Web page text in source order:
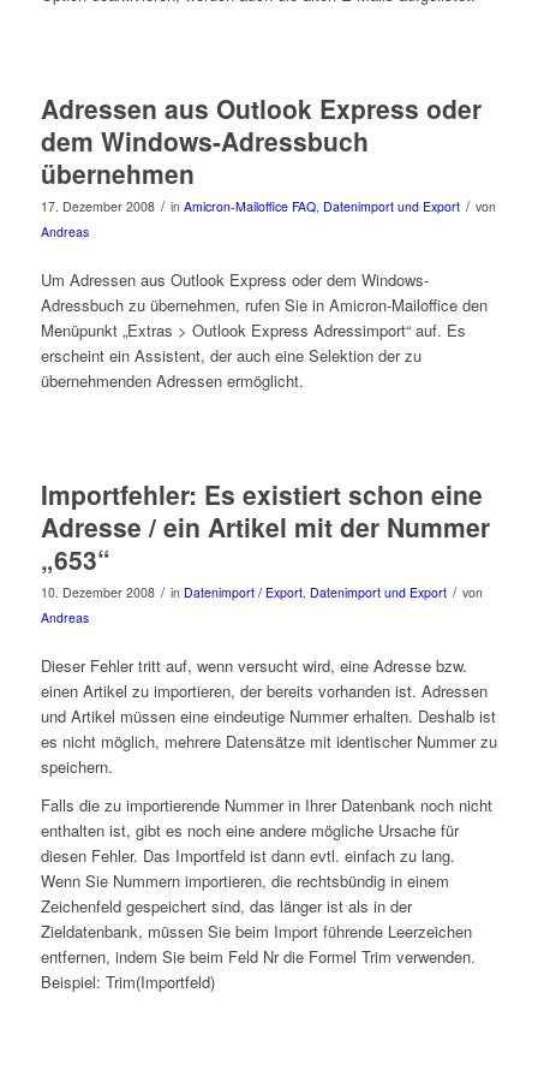
Adressen aus Outlook Express oder
dem Windows-Adressbuch
übernehmen
17. Dezember 2008 / in Amicron-Mailoffice FAQ, Datenimport und Export / von
Andreas
Um Adressen aus Outlook Express oder dem Windows-
Adressbuch zu übernehmen, rufen Sie in Amicron-Mailoffice den
Menüpunkt „Extras > Outlook Express Adressimport“ auf. Es
erscheint ein Assistent, der auch eine Selektion der zu
übernehmenden Adressen ermöglicht.
Importfehler: Es existiert schon eine
Adresse / ein Artikel mit der Nummer
„653“
10. Dezember 2008 / in Datenimport / Export, Datenimport und Export / von
Andreas
Dieser Fehler tritt auf, wenn versucht wird, eine Adresse bzw.
einen Artikel zu importieren, der bereits vorhanden ist. Adressen
und Artikel müssen eine eindeutige Nummer erhalten. Deshalb ist
es nicht möglich, mehrere Datensätze mit identischer Nummer zu
speichern.
Falls die zu importierende Nummer in Ihrer Datenbank noch nicht
enthalten ist, gibt es noch eine andere mögliche Ursache für
diesen Fehler. Das Importfeld ist dann evtl. einfach zu lang.
Wenn Sie Nummern importieren, die rechtsbündig in einem
Zeichenfeld gespeichert sind, das länger ist als in der
Zieldatenbank, müssen Sie beim Import führende Leerzeichen
entfernen, indem Sie beim Feld Nr die Formel Trim verwenden.
Beispiel: Trim(Importfeld)